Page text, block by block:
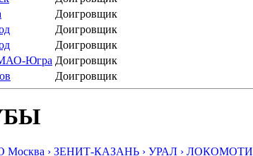
Доигровщик
Доигровщик
Доигровщик
Югра Доигровщик
Доигровщик
› ЗЕНИТ-КАЗАНЬ › УРАЛ ›